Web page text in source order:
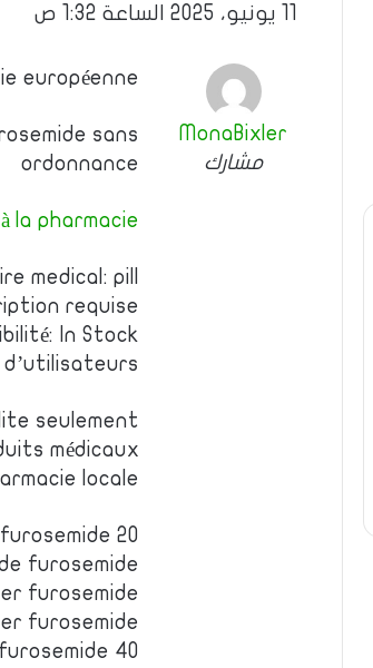
MonaBixler
مشارك
européenne
sans
ordonnance
la pharmacie
medical: pill
requise
In Stock!
d’utilisateurs
seulement
médicaux
locale
20
furosemide
furosemide
furosemide
40